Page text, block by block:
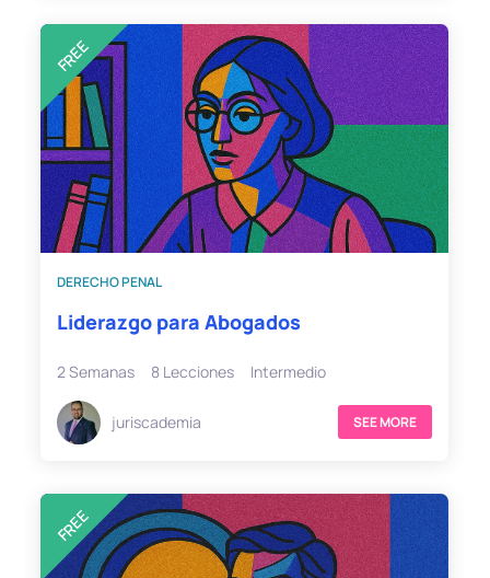
FREE
DERECHO PENAL
Liderazgo para Abogados
2 Semanas 8 Lecciones Intermedio
juriscademia SEE MORE
FREE